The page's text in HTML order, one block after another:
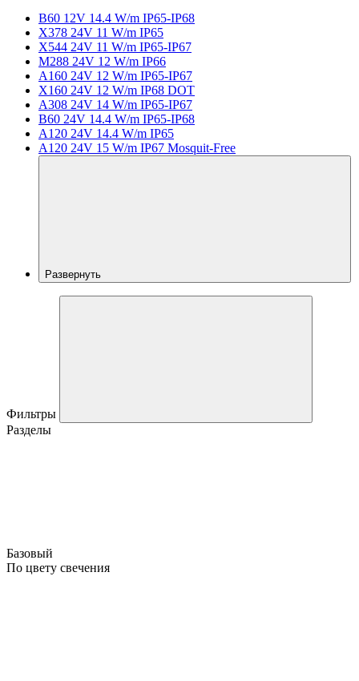
B60 12V 14.4 W/m IP65-IP68
X378 24V 11 W/m IP65
X544 24V 11 W/m IP65-IP67
M288 24V 12 W/m IP66
A160 24V 12 W/m IP65-IP67
X160 24V 12 W/m IP68 DOT
A308 24V 14 W/m IP65-IP67
B60 24V 14.4 W/m IP65-IP68
A120 24V 14.4 W/m IP65
A120 24V 15 W/m IP67 Mosquit-Free
Развернуть
Фильтры
Разделы
Базовый
По цвету свечения